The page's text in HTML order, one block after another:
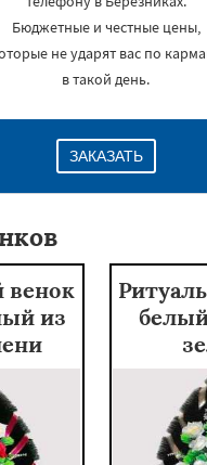
Бюджетные и честные цены,
не ударят вас по
в такой день.
ЗАКАЗАТЬ
венок
из